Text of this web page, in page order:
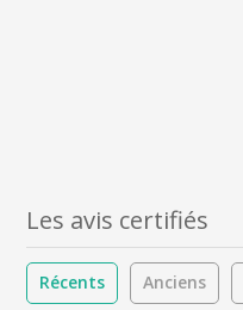
Les avis certifiés
Récents Anciens